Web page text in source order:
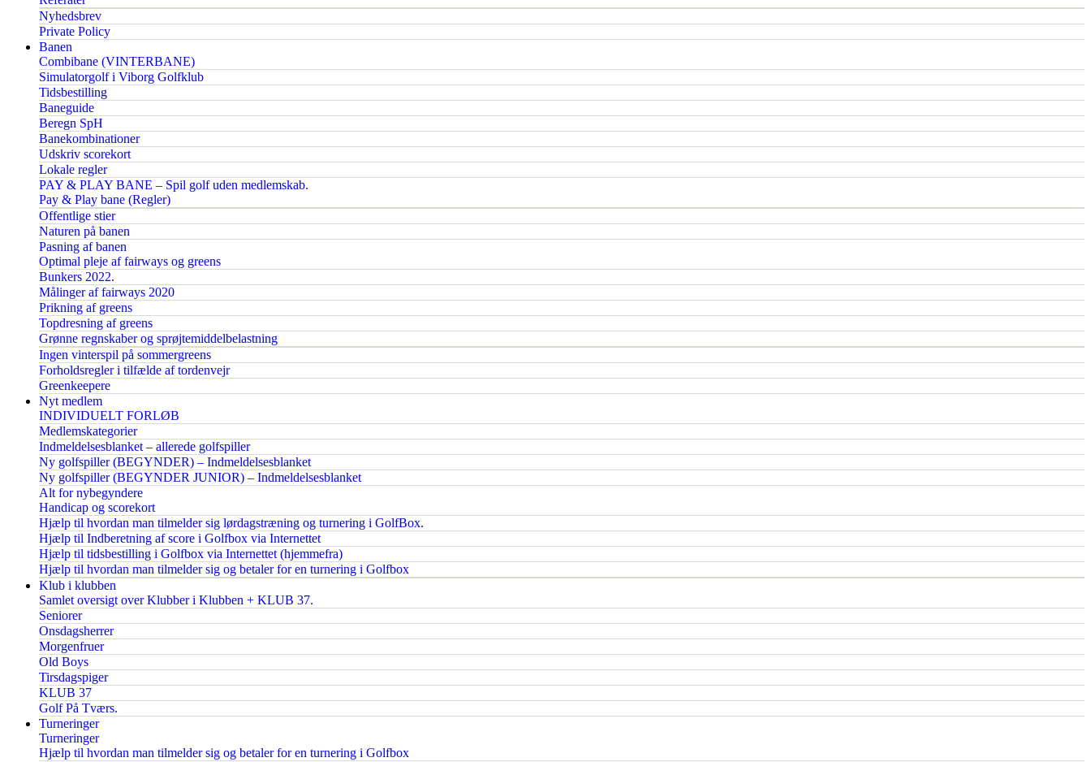
Nyhedsbrev
Private Policy
Banen
Combibane (VINTERBANE)
Simulatorgolf i Viborg Golfklub
Tidsbestilling
Baneguide
Beregn SpH
Banekombinationer
Udskriv scorekort
Lokale regler
PAY & PLAY BANE – Spil golf uden medlemskab.
Pay & Play bane (Regler)
Offentlige stier
Naturen på banen
Pasning af banen
Optimal pleje af fairways og greens
Bunkers 2022.
Målinger af fairways 2020
Prikning af greens
Topdresning af greens
Grønne regnskaber og sprøjtemiddelbelastning
Ingen vinterspil på sommergreens
Forholdsregler i tilfælde af tordenvejr
Greenkeepere
Nyt medlem
INDIVIDUELT FORLØB
Medlemskategorier
Indmeldelsesblanket – allerede golfspiller
Ny golfspiller (BEGYNDER) – Indmeldelsesblanket
Ny golfspiller (BEGYNDER JUNIOR) – Indmeldelsesblanket
Alt for nybegyndere
Handicap og scorekort
Hjælp til hvordan man tilmelder sig lørdagstræning og turnering i GolfBox.
Hjælp til Indberetning af score i Golfbox via Internettet
Hjælp til tidsbestilling i Golfbox via Internettet (hjemmefra)
Hjælp til hvordan man tilmelder sig og betaler for en turnering i Golfbox
Klub i klubben
Samlet oversigt over Klubber i Klubben + KLUB 37.
Seniorer
Onsdagsherrer
Morgenfruer
Old Boys
Tirsdagspiger
KLUB 37
Golf På Tværs.
Turneringer
Turneringer
Hjælp til hvordan man tilmelder sig og betaler for en turnering i Golfbox